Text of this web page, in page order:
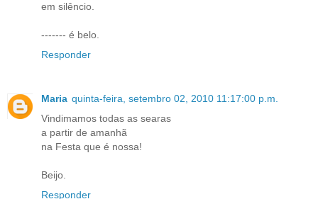
em silêncio.
------- é belo.
Responder
Maria quinta-feira, setembro 02, 2010 11:17:00 p.m.
Vindimamos todas as searas
a partir de amanhã
na Festa que é nossa!
Beijo.
Responder